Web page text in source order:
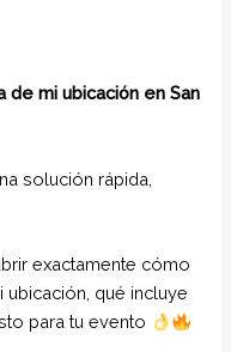
mi ubicación en San
solución rápida,
exactamente cómo
qué incluye
para tu evento